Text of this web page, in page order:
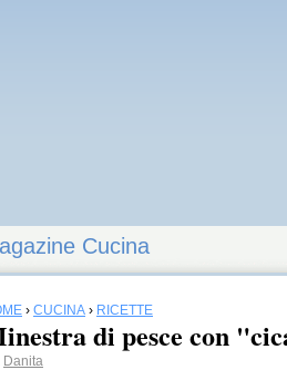
Cucina
› CUCINA › RICETTE
di pesce con
Danita